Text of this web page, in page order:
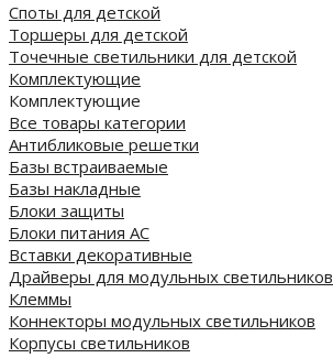
Споты для детской
Торшеры для детской
Точечные светильники для детской
Комплектующие
Комплектующие
Все товары категории
Антибликовые решетки
Базы встраиваемые
Базы накладные
Блоки защиты
Блоки питания AC
Вставки декоративные
Драйверы для модульных светильников
Клеммы
Коннекторы модульных светильников
Корпусы светильников